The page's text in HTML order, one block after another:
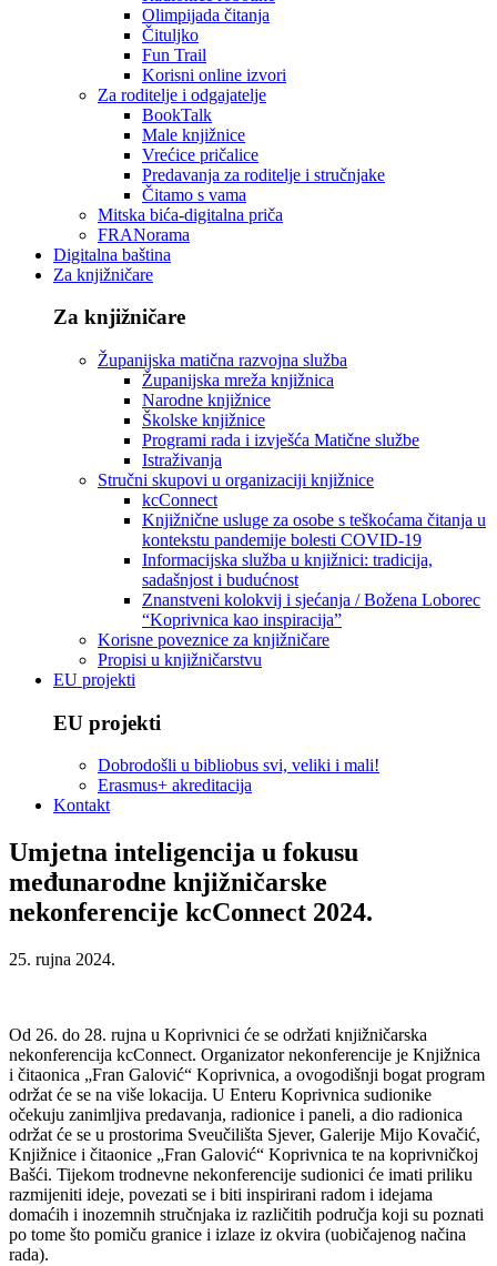
Olimpijada čitanja
Čituljko
Fun Trail
Korisni online izvori
Za roditelje i odgajatelje
BookTalk
Male knjižnice
Vrećice pričalice
Predavanja za roditelje i stručnjake
Čitamo s vama
Mitska bića-digitalna priča
FRANorama
Digitalna baština
Za knjižničare
Za knjižničare
Županijska matična razvojna služba
Županijska mreža knjižnica
Narodne knjižnice
Školske knjižnice
Programi rada i izvješća Matične službe
Istraživanja
Stručni skupovi u organizaciji knjižnice
kcConnect
Knjižnične usluge za osobe s teškoćama čitanja u
kontekstu pandemije bolesti COVID-19
Informacijska služba u knjižnici: tradicija,
sadašnjost i budućnost
Znanstveni kolokvij i sjećanja / Božena Loborec
“Koprivnica kao inspiracija”
Korisne poveznice za knjižničare
Propisi u knjižničarstvu
EU projekti
EU projekti
Dobrodošli u bibliobus svi, veliki i mali!
Erasmus+ akreditacija
Kontakt
Umjetna inteligencija u fokusu
međunarodne knjižničarske
nekonferencije kcConnect 2024.
25. rujna 2024.
Od 26. do 28. rujna u Koprivnici će se održati knjižničarska
nekonferencija kcConnect. Organizator nekonferencije je Knjižnica
i čitaonica „Fran Galović“ Koprivnica, a ovogodišnji bogat program
održat će se na više lokacija. U Enteru Koprivnica sudionike
očekuju zanimljiva predavanja, radionice i paneli, a dio radionica
održat će se u prostorima Sveučilišta Sjever, Galerije Mijo Kovačić,
Knjižnice i čitaonice „Fran Galović“ Koprivnica te na koprivničkoj
Bašći. Tijekom trodnevne nekonferencije sudionici će imati priliku
razmijeniti ideje, povezati se i biti inspirirani radom i idejama
domaćih i inozemnih stručnjaka iz različitih područja koji su poznati
po tome što pomiču granice i izlaze iz okvira (uobičajenog načina
rada).